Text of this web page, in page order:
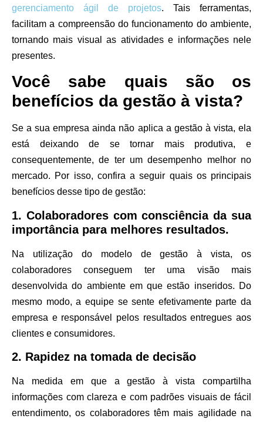
gerenciamento ágil de projetos. Tais ferramentas,
facilitam a compreensão do funcionamento do ambiente,
tornando mais visual as atividades e informações nele
presentes.
Você sabe quais são os
benefícios da gestão à vista?
Se a sua empresa ainda não aplica a gestão à vista, ela
está deixando de se tornar mais produtiva, e
consequentemente, de ter umdesempenho melhor no
mercado. Por isso, confira a seguir quais os principais
benefícios desse tipo de gestão:
1. Colaboradores com consciência da sua
importância para melhores resultados.
Na utilização do modelo de gestão à vista, os
colaboradores conseguem ter uma visão mais
desenvolvida do ambienteem que estão inseridos. Do
mesmo modo, a equipe se sente efetivamente parte da
empresa e responsável pelos resultados entregues aos
clientes e consumidores.
2. Rapidez na tomada de decisão
Na medida em que a gestão à vista compartilha
informações com clareza e com padrões visuais de fácil
entendimento, os colaboradores têm mais agilidadena